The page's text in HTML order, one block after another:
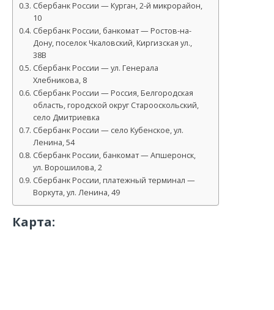
Сбербанк России — Курган, 2-й микрорайон,
10
Сбербанк России, банкомат — Ростов-на-
Дону, поселок Чкаловский, Киргизская ул.,
38В
Сбербанк России — ул. Генерала
Хлебникова, 8
Сбербанк России — Россия, Белгородская
область, городской округ Старооскольский,
село Дмитриевка
Сбербанк России — село Кубенское, ул.
Ленина, 54
Сбербанк России, банкомат — Апшеронск,
ул. Ворошилова, 2
Сбербанк России, платежный терминал —
Воркута, ул. Ленина, 49
Карта: